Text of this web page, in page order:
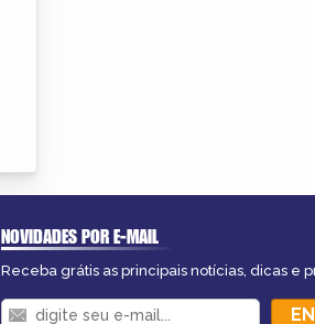
NOVIDADES POR E-MAIL
Receba grátis as principais notícias, dicas e